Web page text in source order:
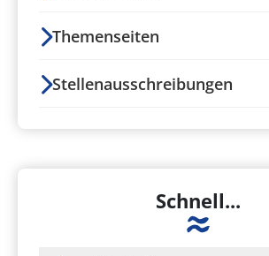
Themenseiten
Stellenausschreibungen
Schnell...